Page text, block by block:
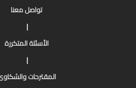
تواصل معنا
|
الأسئلة المتكررة
|
المقترحات